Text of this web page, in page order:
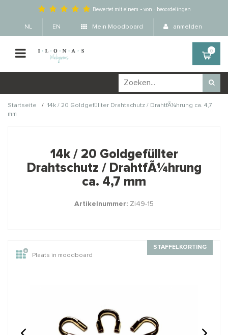
Bewertet mit einem - von - beoordelingen
NL EN Mein Moodboard anmelden
0
Startseite / 14k / 20 Goldgefüllter Drahtschutz / DrahtfÃ¼hrung ca. 4,7
mm
producten ook interessant
voor je?
STAFFELKORTING
Rijggat ca. 1.2mm
Klik voor staffelkorting
14k / 20 Goldgefüllter
Drahtschutz / DrahtfÃ¼hrung
ca. 4,7 mm
Artikelnummer: Zi49-15
STAFFELKORTING
Plaats in moodboard